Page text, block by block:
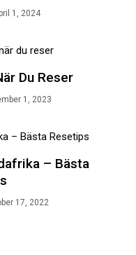
1, 2024
Du Reser
1, 2023
– Bästa
17, 2022